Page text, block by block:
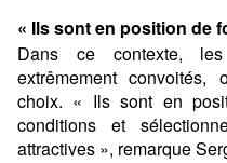
« Ils sont en position de
Dans ce contexte,
extrêmement convoités,
choix. « Ils sont en
conditions et
attractives », remarque